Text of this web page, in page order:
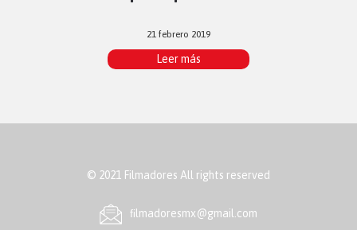
21 febrero 2019
Leer más
© 2021 Filmadores All rights reserved
ﬁlmadoresmx@gmail.com